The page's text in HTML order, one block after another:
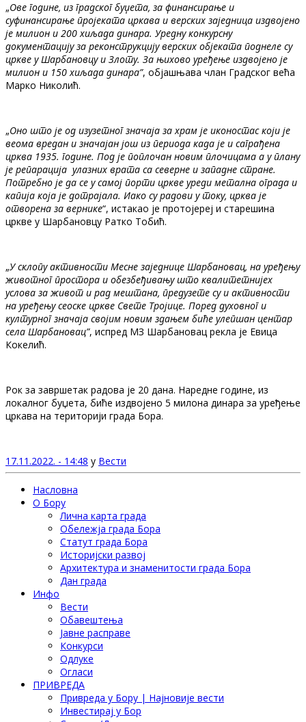
„Ове године, из градског буџета, за финансирање и
суфинансирање пројеката цркава и верских заједница издвојено
је милион и 200 хиљада динара. Уредну конкурсну
документацију за реконструкцију верских објеката поднеле су
цркве у Шарбановцу и Злоту. За њихово уређење издвојено је
милион и 150 хиљада динара”, објашњава члан Градског већа
Марко Николић.
„Оно што је од изузетног значаја за храм је иконостас који је
веома вредан и значајан још из периода када је и саграђена
црква 1935. године. Под је поплочан новим плочицама а у плану
је репарација улазних врата са северне и западне стране.
Потребно је да се у самој порти цркве уреди метална ограда и
капија која је дотрајала. Иако су радови у току, црква је
отворена за вернике“, истакао је протојереј и старешина
цркве у Шарбановцу Ратко Тобић.
„У склопу активности Месне заједнице Шарбановац, на уређењу
животног простора и обезбеђивању што квалитетнијех
услова за живот и рад мештана, предузете су и активности
на уређењу сеоске цркве Свете Тројице. Поред духовног и
културног значаја својим новим здањем биће улепшан центар
села Шарбановац”, испред МЗ Шарбановац рекла је Евица
Кокелић.
Рок за завршетак радова је 20 дана. Наредне године, из
локалног буџета, биће издвојено 5 милона динара за уређење
цркава на територији града Бора.
17.11.2022. - 14:48 у Вести
Насловна
О Бору
Лична карта града
Обележја града Бора
Статут града Бора
Историјски развој
Архитектура и знаменитости града Бора
Дан града
Инфо
Вести
Обавештења
Јавне расправе
Конкурси
Одлуке
Огласи
ПРИВРЕДА
Привреда у Бору | Најновије вести
Инвестирај у Бор